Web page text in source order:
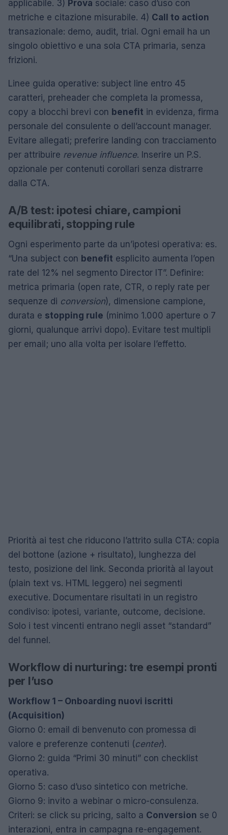
applicabile. 3) Prova sociale: caso d’uso con
metriche e citazione misurabile. 4) Call to action
transazionale: demo, audit, trial. Ogni email ha un
singolo obiettivo e una sola CTA primaria, senza
frizioni.
Linee guida operative: subject line entro 45
caratteri, preheader che completa la promessa,
copy a blocchi brevi con benefit in evidenza, firma
personale del consulente o dell’account manager.
Evitare allegati; preferire landing con tracciamento
per attribuire revenue influence. Inserire un P.S.
opzionale per contenuti corollari senza distrarre
dalla CTA.
A/B test: ipotesi chiare, campioni
equilibrati, stopping rule
Ogni esperimento parte da un’ipotesi operativa: es.
“Una subject con benefit esplicito aumenta l’open
rate del 12% nel segmento Director IT”. Definire:
metrica primaria (open rate, CTR, o reply rate per
sequenze di conversion), dimensione campione,
durata e stopping rule (minimo 1.000 aperture o 7
giorni, qualunque arrivi dopo). Evitare test multipli
per email; uno alla volta per isolare l’effetto.
Priorità ai test che riducono l’attrito sulla CTA: copia
del bottone (azione + risultato), lunghezza del
testo, posizione del link. Seconda priorità al layout
(plain text vs. HTML leggero) nei segmenti
executive. Documentare risultati in un registro
condiviso: ipotesi, variante, outcome, decisione.
Solo i test vincenti entrano negli asset “standard”
del funnel.
Workflow di nurturing: tre esempi pronti
per l’uso
Workflow 1 – Onboarding nuovi iscritti
(Acquisition)
Giorno 0: email di benvenuto con promessa di
valore e preferenze contenuti (center).
Giorno 2: guida “Primi 30 minuti” con checklist
operativa.
Giorno 5: caso d’uso sintetico con metriche.
Giorno 9: invito a webinar o micro-consulenza.
Criteri: se click su pricing, salto a Conversion se 0
interazioni, entra in campagna re-engagement.